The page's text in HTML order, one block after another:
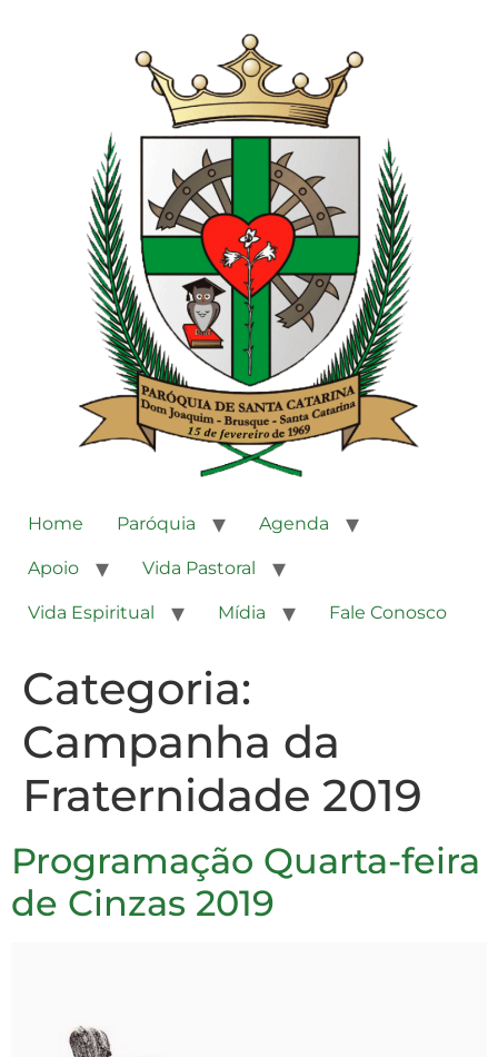
Home Paróquia Agenda
Apoio Vida Pastoral
Vida Espiritual Mídia Fale Conosco
Categoria:
Campanha da
Fraternidade 2019
Programação Quarta-feira
de Cinzas 2019